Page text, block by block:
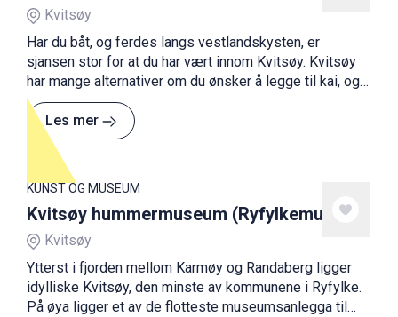
Kvitsøy
Har du båt, og ferdes langs vestlandskysten, er
sjansen stor for at du har vært innom Kvitsøy. Kvitsøy
har mange alternativer om du ønsker å legge til kai, og
flere skjermede bukter til å ankre opp. Grøningen
gjestehavn er et fint alternativ å legge til. Drivstoff kan
bunkres ved ferjekaien.
Les mer
KUNST OG MUSEUM
Kvitsøy hummermuseum (Ryfylkemuseet)
Kvitsøy
Ytterst i fjorden mellom Karmøy og Randaberg ligger
idylliske Kvitsøy, den minste av kommunene i Ryfylke.
På øya ligger et av de flotteste museumsanlegga til